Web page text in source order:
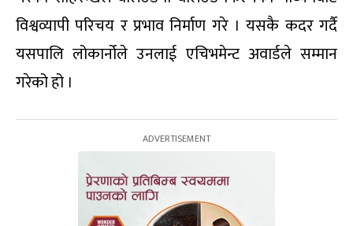
विश्वव्यापी परिचय र प्रभाव निर्माण गरे । यसकै कदर गर्दै
यसपालि लोकार्नोले उनलाई एचिभमेन्ट अवार्डले सम्मान
गरेको हो ।